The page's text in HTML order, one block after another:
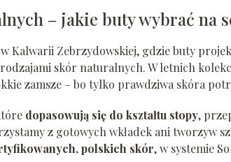
– jakie buty wybrać na
Kalwarii Zebrzydowskiej, gdzie buty
skór naturalnych. W letnich
zamsze – bo tylko prawdziwa skóra
dopasowują się do kształtu stopy,
z gotowych wkładek ani tworzyw
polskich skór, w systemie